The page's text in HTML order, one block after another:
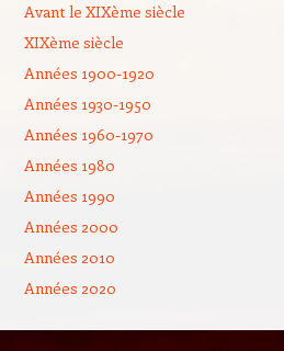
Avant le XIXème siècle
XIXème siècle
Années 1900-1920
Années 1930-1950
Années 1960-1970
Années 1980
Années 1990
Années 2000
Années 2010
Années 2020